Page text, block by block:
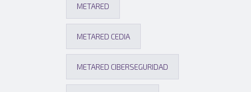
METARED
METARED CEDIA
METARED CIBERSEGURIDAD